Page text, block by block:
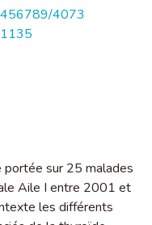
4073
sur 25 malades
Aile I entre 2001 et
les différents